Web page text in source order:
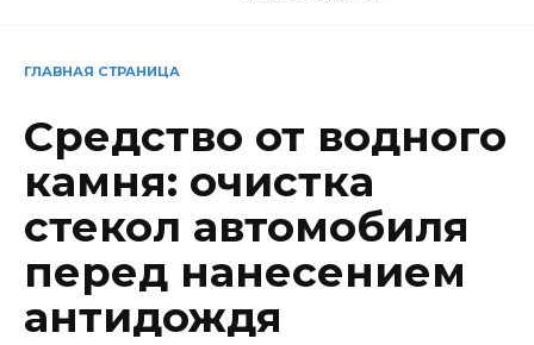
ГЛАВНАЯ СТРАНИЦА
Средство от водного
камня: очистка
стекол автомобиля
перед нанесением
антидождя